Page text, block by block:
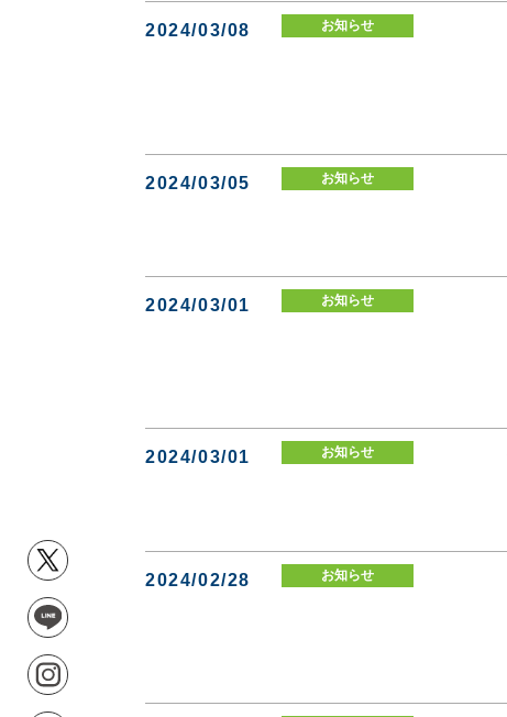
2024/03/08 お知らせ
2024/03/05 お知らせ
2024/03/01 お知らせ
2024/03/01 お知らせ
2024/02/28 お知らせ